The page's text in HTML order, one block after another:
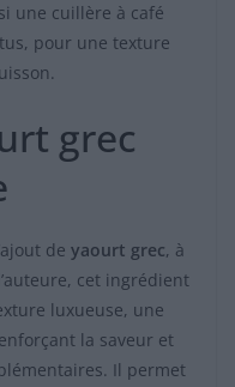
une cuillère à café
pour une texture
grec
de yaourt grec, à
cet ingrédient
luxueuse, une
la saveur et
Il permet